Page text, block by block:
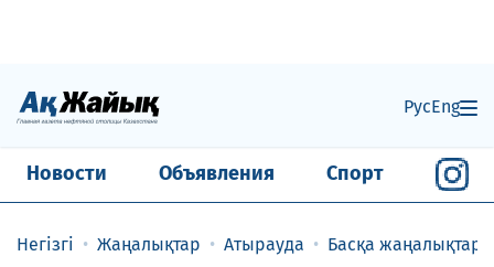
РусEng
Новости Объявления Спорт
Негізгі Жаңалықтар Атырауда Басқа жаңалықтар